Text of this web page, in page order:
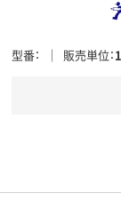
型番 販売単位